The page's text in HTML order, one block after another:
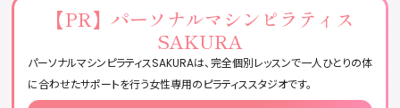
予約・キャンセルポリシーを確認する
服装・持ち物に注意する
無理をせず自分のペースで参加する
ピラティススタジオに関するQ&A
【PR】 パーソナルマシンピラティス
SAKURA
パーソナルマシンピラティスSAKURAは、完全個別レッスンで一人ひとりの体
に合わせたサポートを行う女性専用のピラティススタジオです。